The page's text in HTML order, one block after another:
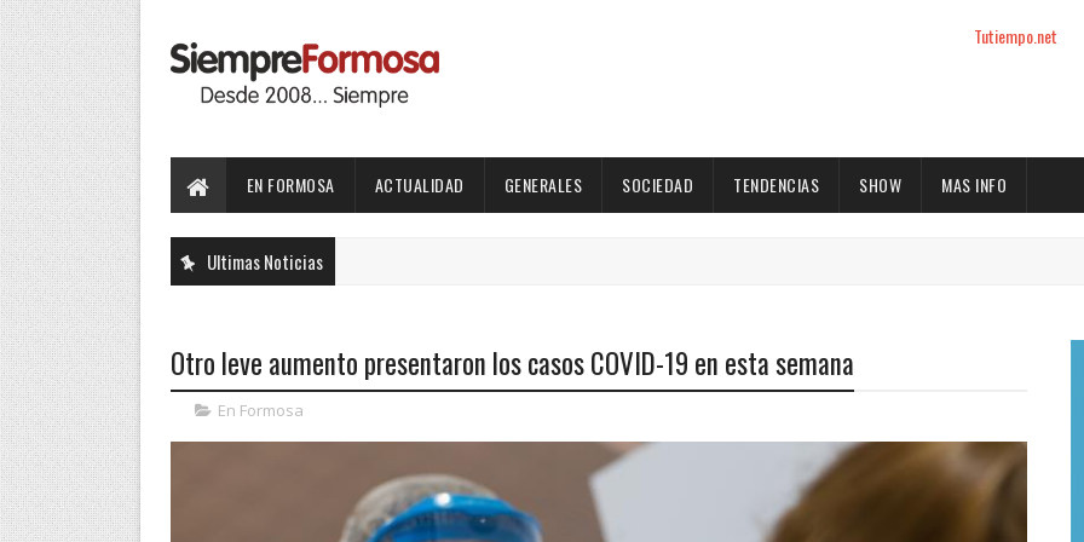
Tutiempo.net
EN FORMOSA ACTUALIDAD GENERALES SOCIEDAD TENDENCIAS SHOW MAS INFO
Ultimas Noticias
Otro leve aumento presentaron los casos COVID-19 en esta semana
En Formosa